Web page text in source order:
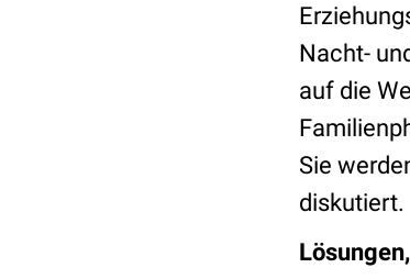
Nacht-
auf die
Sie
diskutiert.